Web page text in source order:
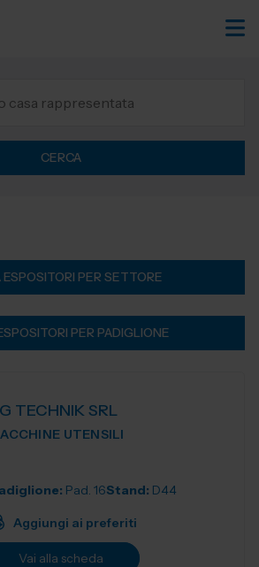
CERCA
ESPOSITORI PER SETTORE
PER PADIGLIONE
TECHNIK SRL
UTENSILI
Pad. 16Stand: D44
Aggiungi ai preferiti
Vai alla scheda